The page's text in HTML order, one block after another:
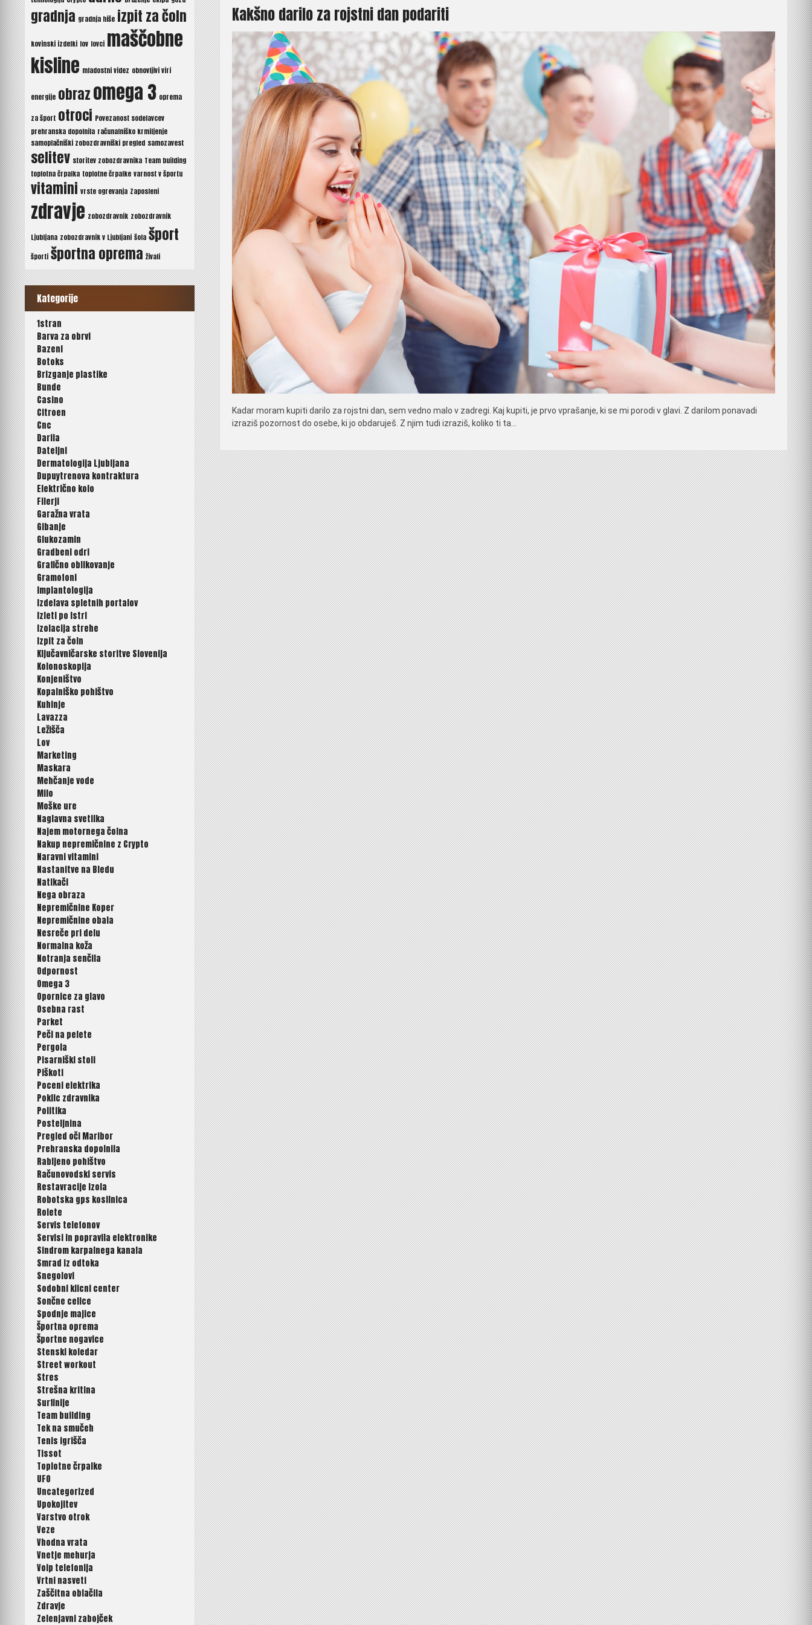
Kakšno darilo za rojstni dan podariti
Kadar moram kupiti darilo za rojstni dan, sem vedno malo v zadregi. Kaj kupiti, je prvo vprašanje, ki se mi porodi v glavi. Z darilom ponavadi
izraziš pozornost do osebe, ki jo obdaruješ. Z njim tudi izraziš, koliko ti ta…
gradnja gradnja hiše izpit za čoln
kovinski izdelki lov lovci maščobne
kisline mladostni videz obnovljivi viri
energije obrazomega 3 oprema
za šport otroci Povezanost sodelavcev
prehranska dopolnila računalniško krmiljenje
samoplačniški zobozdravniški pregled samozavest
selitev storitev zobozdravnika Team building
toplotna črpalka toplotne črpalke varnost v športu
vitamini vrste ogrevanja Zaposleni
zdravje zobozdravnik zobozdravnik
Ljubljana zobozdravnik v Ljubljani šola šport
športi športna oprema živali
Kategorije
1stran
Barva za obrvi
Bazeni
Botoks
Brizganje plastike
Bunde
Casino
Citroen
Cnc
Darila
Dateljni
Dermatologija Ljubljana
Dupuytrenova kontraktura
Električno kolo
Filerji
Garažna vrata
Gibanje
Glukozamin
Gradbeni odri
Grafično oblikovanje
Gramofoni
Implantologija
Izdelava spletnih portalov
Izleti po Istri
Izolacija strehe
Izpit za čoln
Ključavničarske storitve Slovenija
Kolonoskopija
Konjeništvo
Kopalniško pohištvo
Kuhinje
Lavazza
Ležišča
Lov
Marketing
Maskara
Mehčanje vode
Milo
Moške ure
Naglavna svetilka
Najem motornega čolna
Nakup nepremičnine z Crypto
Naravni vitamini
Nastanitve na Bledu
Natikači
Nega obraza
Nepremičnine Koper
Nepremičnine obala
Nesreče pri delu
Normalna koža
Notranja senčila
Odpornost
Omega 3
Opornice za glavo
Osebna rast
Parket
Peči na pelete
Pergola
Pisarniški stoli
Piškoti
Poceni elektrika
Poklic zdravnika
Politika
Posteljnina
Pregled oči Maribor
Prehranska dopolnila
Rabljeno pohištvo
Računovodski servis
Restavracije Izola
Robotska gps kosilnica
Rolete
Servis telefonov
Servisi in popravila elektronike
Sindrom karpalnega kanala
Smrad iz odtoka
Snegolovi
Sodobni klicni center
Sončne celice
Spodnje majice
Športna oprema
Športne nogavice
Stenski koledar
Street workout
Stres
Strešna kritina
Surfinije
Team building
Tek na smučeh
Tenis igrišča
Tissot
Toplotne črpalke
UFO
Uncategorized
Upokojitev
Varstvo otrok
Veze
Vhodna vrata
Vnetje mehurja
Voip telefonija
Vrtni nasveti
Zaščitna oblačila
Zdravje
Zelenjavni zabojček